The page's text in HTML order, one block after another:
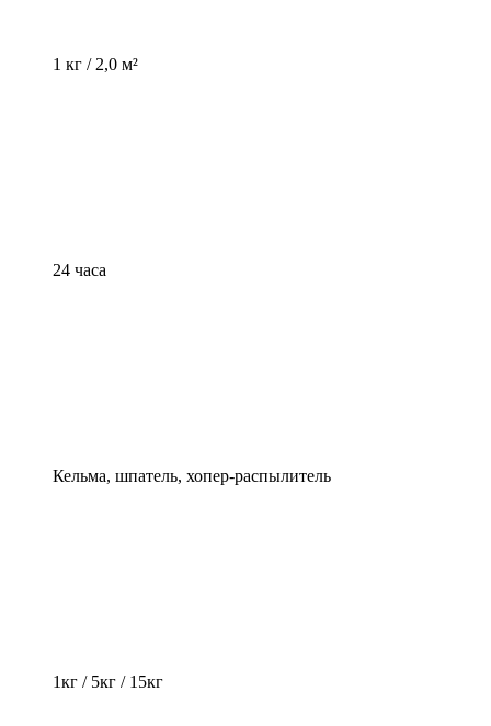
1 кг / 2,0 м²
24 часа
Кельма, шпатель, хопер-распылитель
1кг / 5кг / 15кг